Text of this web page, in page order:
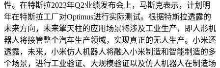
性。在特斯拉2023年Q2业绩发布会上，马斯克表示，计划明
年在特斯拉工厂对Optimus进行实际测试。根据特斯拉透露的
未来方向，未来擎天柱的应用场景将涉及工业生产，即人形机
器人将接管整个汽车生产领域，实现真正的无人生产。小米还
透露，未来，小米仿人机器人将融入小米制造和智能制造的多
个场景，进行工业验证、大规模验证以及仿人机器人在制造场